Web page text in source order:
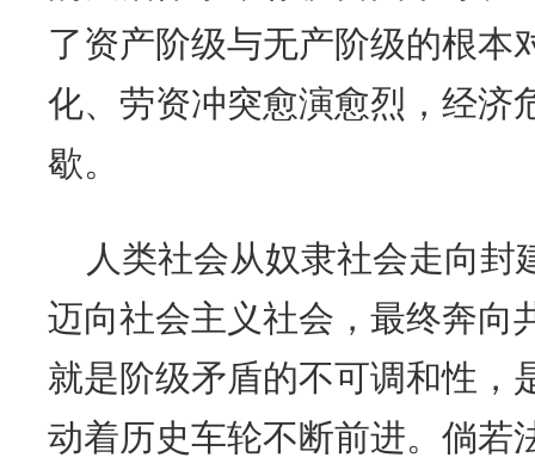
了资产阶级与无产阶级的根本
化、劳资冲突愈演愈烈，经济
歇。
人类社会从奴隶社会走向
迈向社会主义社会，最终奔向
就是阶级矛盾的不可调和性，
动着历史车轮不断前进。倘若